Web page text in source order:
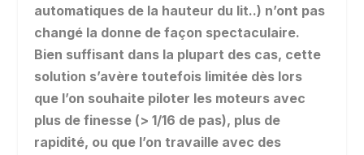
automatiques de la hauteur du lit..) n’ont pas
changé la donne de façon spectaculaire.
Bien suffisant dans la plupart des cas, cette
solution s’avère toutefois limitée dès lors
que l’on souhaite piloter les moteurs avec
plus de finesse (> 1/16 de pas), plus de
rapidité, ou que l’on travaille avec des